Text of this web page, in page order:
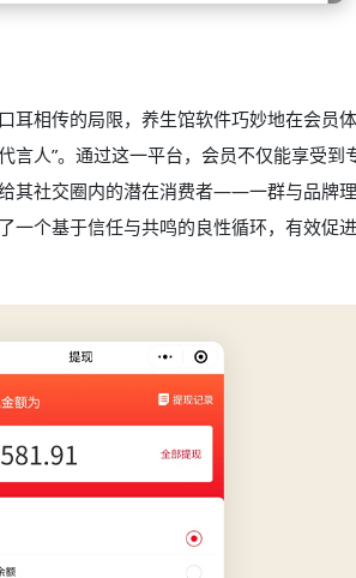
耳相传的局限，养生馆软件巧妙地在会员
言人”。通过这一平台，会员不仅能享受到
其社交圈内的潜在消费者——一群与品牌
一个基于信任与共鸣的良性循环，有效促